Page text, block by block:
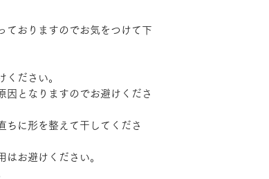
ておりますのでお気をつけて下
ください。
因となりますのでお避けくださ
ちに形を整えて干してくださ
はお避けください。